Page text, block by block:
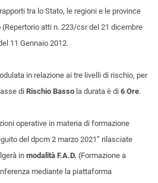
tra lo Stato, le regioni e le province
atti n. 223/csr del 21 dicembre
11 Gennaio 2012.
in relazione ai tre livelli di rischio, per
di Rischio Basso la durata è di 6 Ore.
operative in materia di formazione
del dpcm 2 marzo 2021” rilasciate
in modalità F.A.D. (Formazione a
mediante la piattaforma